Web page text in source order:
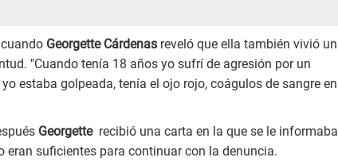
Georgette Cárdenas reveló que ella también vivió un
"Cuando tenía 18 años yo sufrí de agresión por un
estaba golpeada, tenía el ojo rojo, coágulos de sangre en
Georgette recibió una carta en la que se le informaba
eran suficientes para continuar con la denuncia.